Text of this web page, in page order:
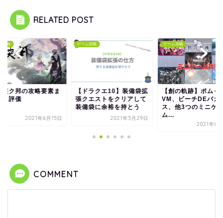
RELATED POST
攻略
哭ク邦の攻略要素ま
と評価
2021年6月15日
ゲーム攻略
【ドラクエ10】装備袋拡
張クエストをクリアして
装備袋に余裕を持とう
2021年5月29日
ゲーム攻略
【創の軌跡】ポムっ
VM、ビーチDEバカ
ス、他3つのミニゲ
ム...
2021年6
COMMENT